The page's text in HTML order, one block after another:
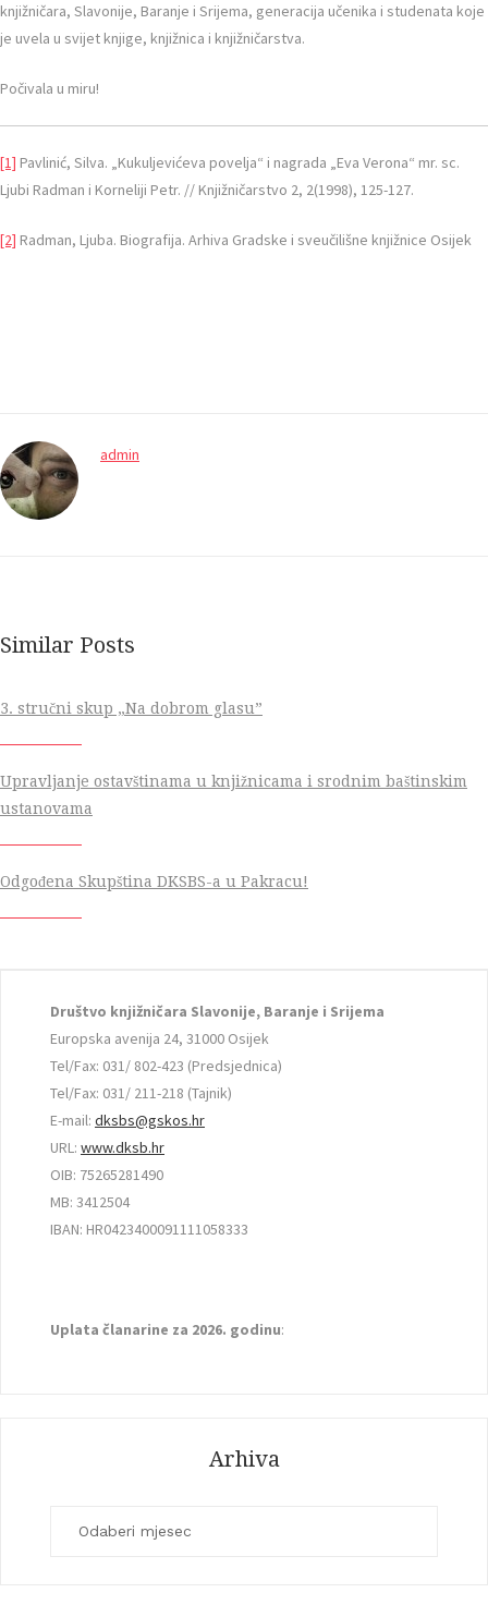
knjižničara, Slavonije, Baranje i Srijema, generacija učenika i studenata koje
je uvela u svijet knjige, knjižnica i knjižničarstva.
Počivala u miru!
[1] Pavlinić, Silva. „Kukuljevićeva povelja“ i nagrada „Eva Verona“ mr. sc.
Ljubi Radman i Korneliji Petr. // Knjižničarstvo 2, 2(1998), 125-127.
[2] Radman, Ljuba. Biografija. Arhiva Gradske i sveučilišne knjižnice Osijek
admin
Similar Posts
3. stručni skup „Na dobrom glasu”
Upravljanje ostavštinama u knjižnicama i srodnim baštinskim
ustanovama
Odgođena Skupština DKSBS-a u Pakracu!
Društvo knjižničara Slavonije, Baranje i Srijema
Europska avenija 24, 31000 Osijek
Tel/Fax: 031/ 802-423 (Predsjednica)
Tel/Fax: 031/ 211-218 (Tajnik)
E-mail: dksbs@gskos.hr
URL: www.dksb.hr
OIB: 75265281490
MB: 3412504
IBAN: HR0423400091111058333
Uplata članarine za 2026. godinu:
Arhiva